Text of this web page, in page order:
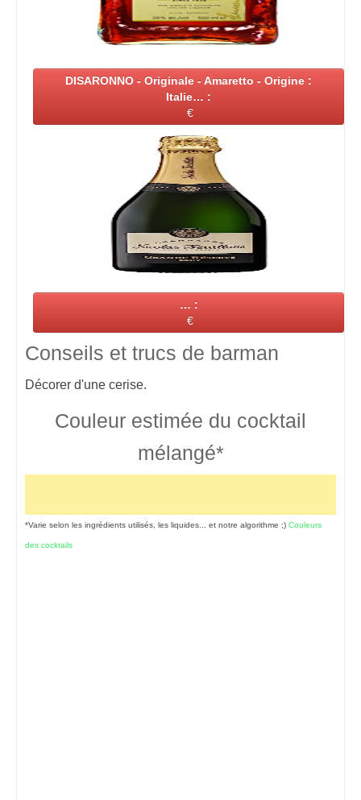
DISARONNO - Originale - Amaretto - Origine :
Italie… :
€
… :
€
Conseils et trucs de barman
Décorer d'une cerise.
Couleur estimée du cocktail
mélangé*
*Varie selon les ingrédients utilisés, les liquides... et notre algorithme ;) Couleurs
des cocktails